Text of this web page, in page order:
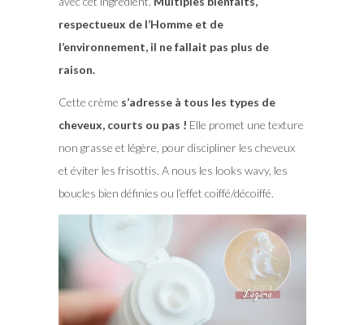
respectueux de l’Homme et de
l’environnement, il ne fallait pas plus de
raison.
Cette crème s’adresse à tous les types de
cheveux, courts ou pas ! Elle promet une texture
non grasse et légère, pour discipliner les cheveux
et éviter les frisottis. A nous les looks wavy, les
boucles bien définies ou l’effet coiffé/décoiffé.